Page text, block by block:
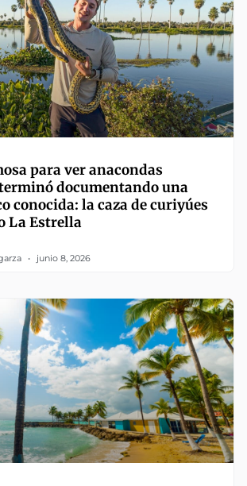
para ver anacondas
documentando una
conocida: la caza de curiyúes
La Estrella
junio 8, 2026